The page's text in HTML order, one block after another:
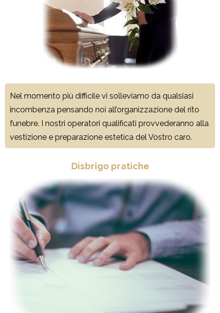
Nel momento più difficile vi solleviamo da qualsiasi
incombenza pensando noi all’organizzazione del rito
funebre. I nostri operatori qualificati provvederanno alla
vestizione e preparazione estetica del Vostro caro.
Disbrigo pratiche